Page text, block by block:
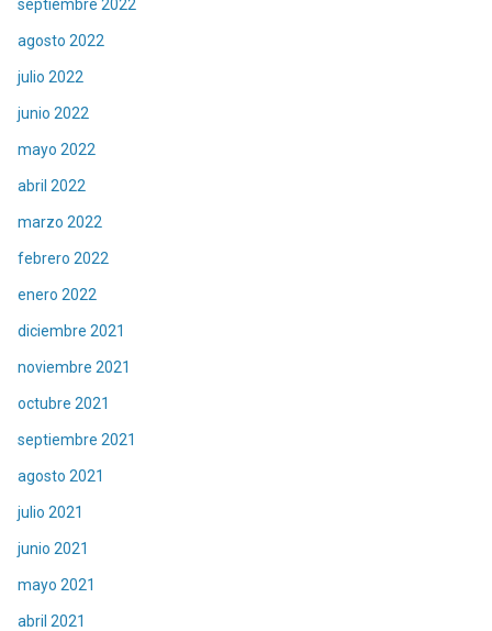
septiembre 2022
agosto 2022
julio 2022
junio 2022
mayo 2022
abril 2022
marzo 2022
febrero 2022
enero 2022
diciembre 2021
noviembre 2021
octubre 2021
septiembre 2021
agosto 2021
julio 2021
junio 2021
mayo 2021
abril 2021